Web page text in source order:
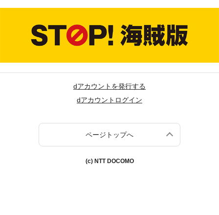
dアカウントを発行する
dアカウントログイン
ページトップへ
(c) NTT DOCOMO